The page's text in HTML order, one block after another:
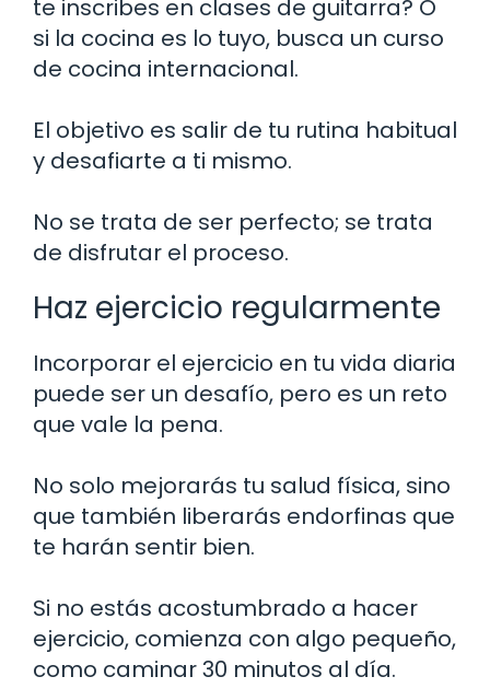
te inscribes en clases de guitarra? O
si la cocina es lo tuyo, busca un curso
de cocina internacional.
El objetivo es salir de tu rutina habitual
y desafiarte a ti mismo.
No se trata de ser perfecto; se trata
de disfrutar el proceso.
Haz ejercicio regularmente
Incorporar el ejercicio en tu vida diaria
puede ser un desafío, pero es un reto
que vale la pena.
No solo mejorarás tu salud física, sino
que también liberarás endorfinas que
te harán sentir bien.
Si no estás acostumbrado a hacer
ejercicio, comienza con algo pequeño,
como caminar 30 minutos al día.